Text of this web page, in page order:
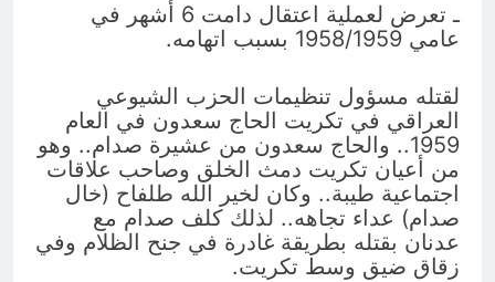
ـ تعرض لعملية اعتقال دامت 6 أشهر في
عامي 1958/1959 بسبب اتهامه.
لقتله مسؤول تنظيمات الحزب الشيوعي
العراقي في تكريت الحاج سعدون في العام
1959.. والحاج سعدون من عشيرة صدام.. وهو
من أعيان تكريت دمث الخلق وصاحب علاقات
اجتماعية طيبة.. وكان لخير الله طلفاح (خال
صدام) عداء تجاهه.. لذلك كلف صدام مع
عدنان بقتله بطريقة غادرة في جنح الظلام وفي
زقاق ضيق وسط تكريت.